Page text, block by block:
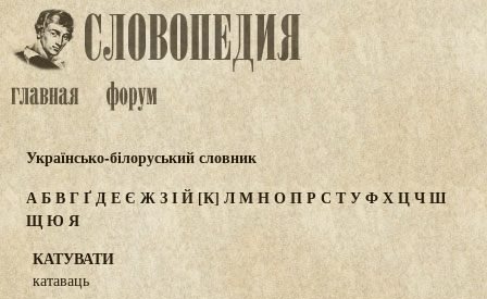
Українсько-білоруський словник
АБВГҐДЕЄ ЖЗІЙ[К] ЛМНОПР С ТУФХЦЧШ
ЩЮ Я
КАТУВАТИ
катаваць